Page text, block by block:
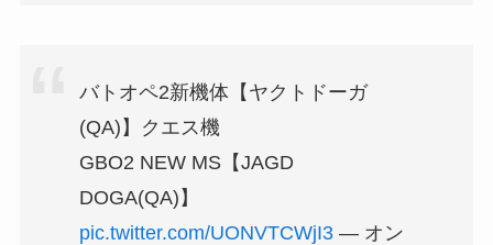
バトオペ2新機体【ヤクトドーガ
(QA)】クエス機
GBO2 NEW MS【JAGD
DOGA(QA)】
pic.twitter.com/UONVTCWjI3— オン